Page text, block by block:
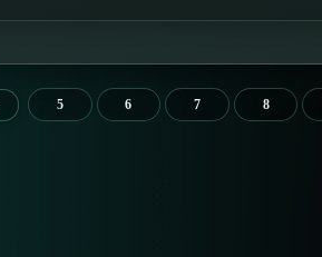
5 6 7 8